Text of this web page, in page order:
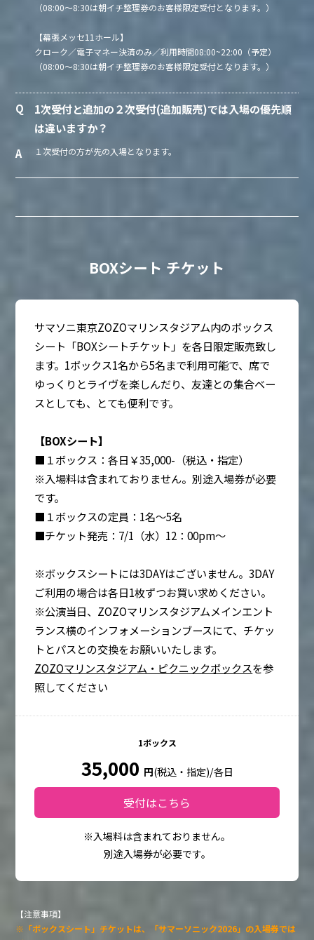
（08:00～8:30は朝イチ整理券のお客様限定受付となります。）
【幕張メッセ11ホール】
クローク／電子マネー決済のみ／利用時間08:00~22:00（予定）
（08:00～8:30は朝イチ整理券のお客様限定受付となります。）
1次受付と追加の２次受付(追加販売)では入場の優先順
は違いますか？
１次受付の方が先の入場となります。
BOXシート チケット
サマソニ東京ZOZOマリンスタジアム内のボックス
シート「BOXシートチケット」を各日限定販売致し
ます。1ボックス1名から5名まで利用可能で、席で
ゆっくりとライヴを楽しんだり、友達との集合ベー
スとしても、とても便利です。
【BOXシート】
■１ボックス：各日￥35,000-（税込・指定）
※入場料は含まれておりません。別途入場券が必要
です。
■１ボックスの定員：1名～5名
■チケット発売：7/1（水）12：00pm～
※ボックスシートには3DAYはございません。3DAY
ご利用の場合は各日1枚ずつお買い求めください。
※公演当日、ZOZOマリンスタジアムメインエント
ランス横のインフォメーションブースにて、チケッ
トとパスとの交換をお願いいたします。
ZOZOマリンスタジアム・ピクニックボックスを参
照してください
1ボックス
35,000 円(税込・指定)/各日
受付はこちら
※入場料は含まれておりません。
別途入場券が必要です。
【注意事項】
※「ボックスシート」チケットは、「サマーソニック2026」の入場券では